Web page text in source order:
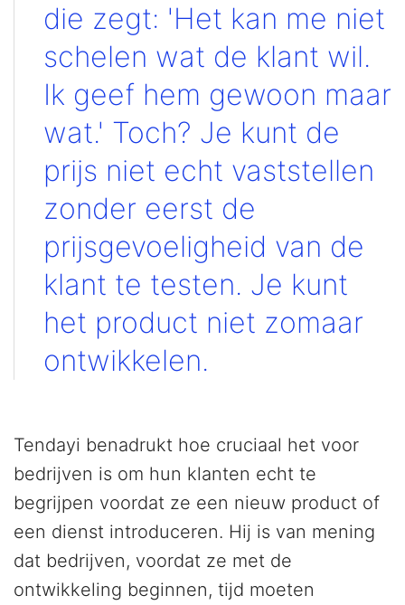
die zegt: 'Het kan me niet
schelen wat de klant wil.
Ik geef hem gewoon maar
wat.' Toch? Je kunt de
prijs niet echt vaststellen
zonder eerst de
prijsgevoeligheid van de
klant te testen. Je kunt
het product niet zomaar
ontwikkelen.
Tendayi benadrukt hoe cruciaal het voor
bedrijven is om hun klanten echt te
begrijpen voordat ze een nieuw product of
een dienst introduceren. Hij is van mening
dat bedrijven, voordat ze met de
ontwikkeling beginnen, tijd moeten